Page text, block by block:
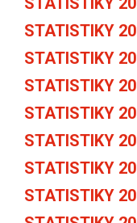
STATISTIKY
STATISTIKY
STATISTIKY
STATISTIKY
STATISTIKY
STATISTIKY
STATISTIKY